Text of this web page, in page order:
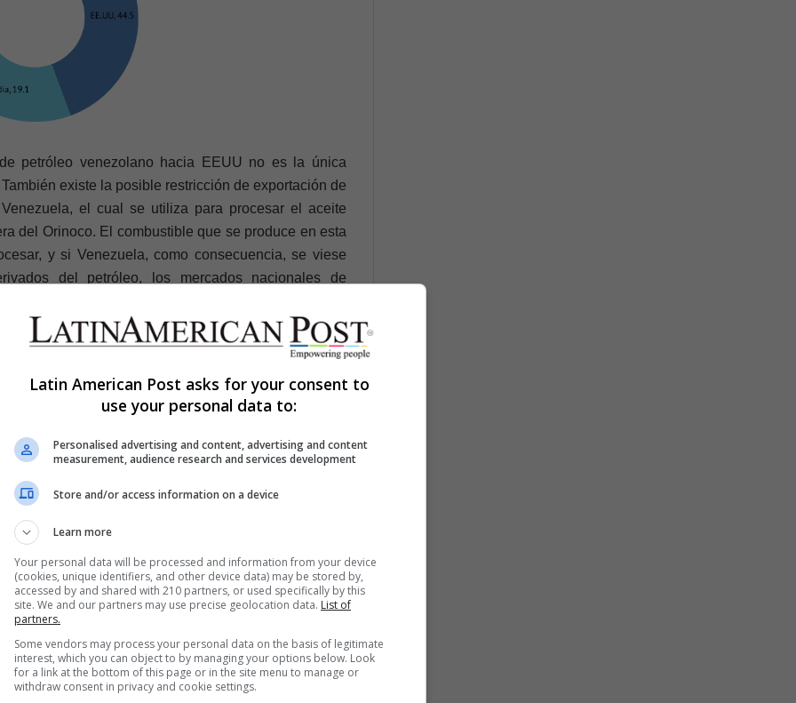
petróleo venezolano hacia EEUU no es la única
existe la posible restricción de exportación de
el cual se utiliza para procesar el aceite
del Orinoco. El combustible que se produce en esta
y si Venezuela, como consecuencia, se viese
del petróleo, los mercados nacionales de
la vida diaria, que ya transita una dinámica
los venezolanos.
sectores:
crudos o refinados derivados del petróleo)
petróleo crudo y al procesamiento y purificación del
Rusia ha estado adquiriendo activos upstream y
combinación de pago directo o asunción de deuda.
estatal Petróleos de Venezuela (PDVSA) se ha visto
para la participación en hasta nueve prolíficos
a estas negociaciones y altos funcionarios de
Reuters.
Latin American Post asks for your consent to
use your personal data to:
Personalised advertising and content, advertising and content
measurement, audience research and services development
Store and/or access information on a device
Learn more
Your personal data will be processed and information from your device
(cookies, unique identifiers, and other device data) may be stored by,
accessed by and shared with 210 partners, or used specifically by this
site. We and our partners may use precise geolocation data. List of
partners.
Some vendors may process your personal data on the basis of legitimate
interest, which you can object to by managing your options below. Look
for a link at the bottom of this page or in the site menu to manage or
withdraw consent in privacy and cookie settings.